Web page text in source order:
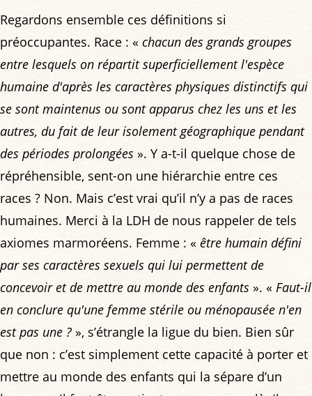
Regardons ensemble ces définitions si
préoccupantes. Race : « chacun des grands groupes
entre lesquels on répartit superficiellement l'espèce
humaine d'après les caractères physiques distinctifs qui
se sont maintenus ou sont apparus chez les uns et les
autres, du fait de leur isolement géographique pendant
des périodes prolongées ». Y a-t-il quelque chose de
répréhensible, sent-on une hiérarchie entre ces
races ? Non. Mais c’est vrai qu’il n’y a pas de races
humaines. Merci à la LDH de nous rappeler de tels
axiomes marmoréens. Femme : « être humain défini
par ses caractères sexuels qui lui permettent de
concevoir et de mettre au monde des enfants ». « Faut-il
en conclure qu'une femme stérile ou ménopausée n'en
est pas une ? », s’étrangle la ligue du bien. Bien sûr
que non : c’est simplement cette capacité à porter et
mettre au monde des enfants qui la sépare d’un